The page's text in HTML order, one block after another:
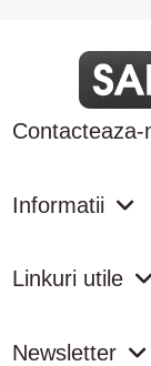
Contacteaza-
Informatii
Linkuri utile
Newsletter